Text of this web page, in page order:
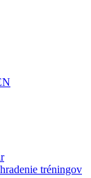
tréningov